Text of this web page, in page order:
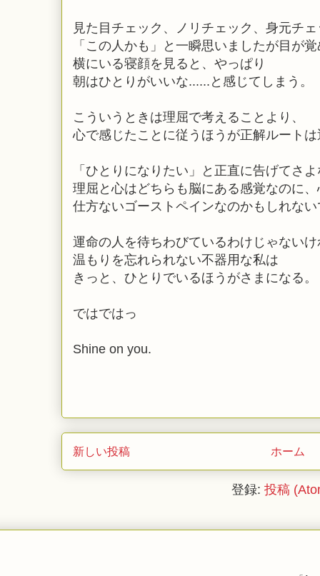
見た目チェック、ノリチェック、身元チ
「この人かも」と一瞬思いましたが目が
横にいる寝顔を見ると、やっぱり
朝はひとりがいいな......と感じてしまう。
こういうときは理屈で考えることより、
心で感じたことに従うほうが正解ルート
「ひとりになりたい」と正直に告げてさ
理屈と心はどちらも脳にある感覚なのに
仕方ないゴーストペインなのかもしれな
運命の人を待ちわびているわけじゃない
温もりを忘れられない不器用な私は
きっと、ひとりでいるほうがさまになる。
ではではっ
Shine on you.
新しい投稿 ホーム
登録:投稿